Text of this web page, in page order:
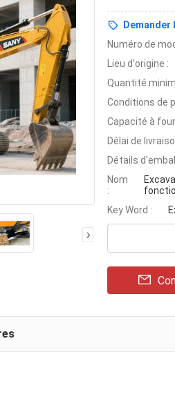
Numéro de
Lieu d'origine :
Quantité
Conditions de
Capacité à
Délai de
Détails
Nom
:
Key Word :